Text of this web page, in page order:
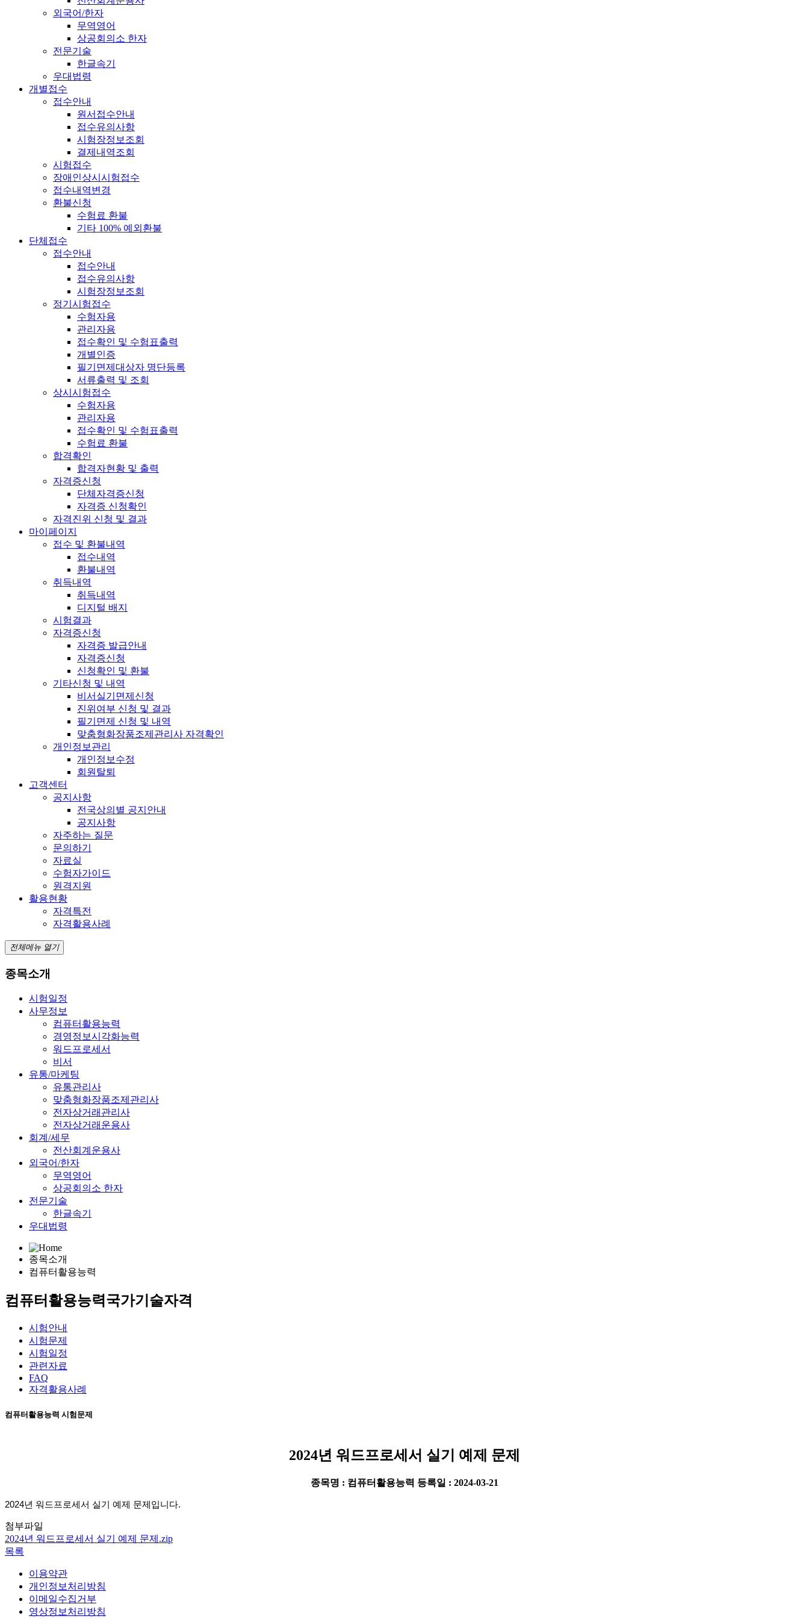
외국어/한자
무역영어
상공회의소 한자
전문기술
한글속기
우대법령
개별접수
접수안내
원서접수안내
접수유의사항
시험장정보조회
결제내역조회
시험접수
장애인상시시험접수
접수내역변경
환불신청
수험료 환불
기타 100% 예외환불
단체접수
접수안내
접수안내
접수유의사항
시험장정보조회
정기시험접수
수험자용
관리자용
접수확인 및 수험표출력
개별인증
필기면제대상자 명단등록
서류출력 및 조회
상시시험접수
수험자용
관리자용
접수확인 및 수험표출력
수험료 환불
합격확인
합격자현황 및 출력
자격증신청
단체자격증신청
자격증 신청확인
자격진위 신청 및 결과
마이페이지
접수 및 환불내역
접수내역
환불내역
취득내역
취득내역
디지털 배지
시험결과
자격증신청
자격증 발급안내
자격증신청
신청확인 및 환불
기타신청 및 내역
비서실기면제신청
진위여부 신청 및 결과
필기면제 신청 및 내역
맞춤형화장품조제관리사 자격확인
개인정보관리
개인정보수정
회원탈퇴
고객센터
공지사항
전국상의별 공지안내
공지사항
자주하는 질문
문의하기
자료실
수험자가이드
원격지원
활용현황
자격특전
자격활용사례
전체메뉴 열기
종목소개
시험일정
사무정보
컴퓨터활용능력
경영정보시각화능력
워드프로세서
비서
유통/마케팅
유통관리사
맞춤형화장품조제관리사
전자상거래관리사
전자상거래운용사
회계/세무
전산회계운용사
외국어/한자
무역영어
상공회의소 한자
전문기술
한글속기
우대법령
종목소개
컴퓨터활용능력
컴퓨터활용능력국가기술자격
시험안내
시험문제
시험일정
관련자료
FAQ
자격활용사례
컴퓨터활용능력 시험문제
2024년 워드프로세서 실기 예제 문제
종목명 : 컴퓨터활용능력 등록일 : 2024-03-21
2024년 워드프로세서 실기 예제 문제입니다.
첨부파일
2024년 워드프로세서 실기 예제 문제.zip
목록
이용약관
개인정보처리방침
이메일수집거부
영상정보처리방침